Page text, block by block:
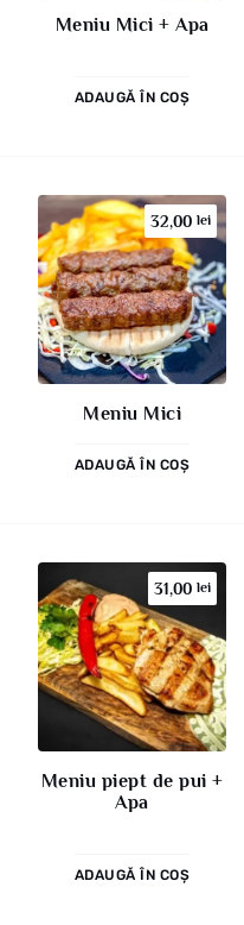
Meniu Mici + Apa
ADAUGĂ ÎN COȘ
32,00lei
Meniu Mici
ADAUGĂ ÎN COȘ
31,00lei
Meniu piept de pui +
Apa
ADAUGĂ ÎN COȘ